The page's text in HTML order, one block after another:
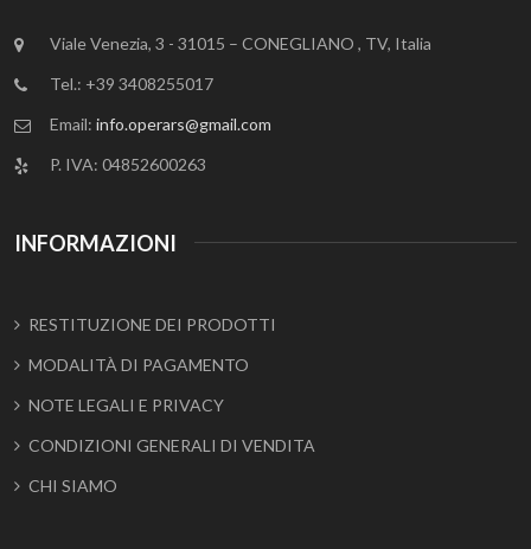
Viale Venezia, 3 - 31015 – CONEGLIANO , TV, Italia
Tel.: +39 3408255017
Email: info.operars@gmail.com
P. IVA: 04852600263
INFORMAZIONI
RESTITUZIONE DEI PRODOTTI
MODALITÀ DI PAGAMENTO
NOTE LEGALI E PRIVACY
CONDIZIONI GENERALI DI VENDITA
CHI SIAMO